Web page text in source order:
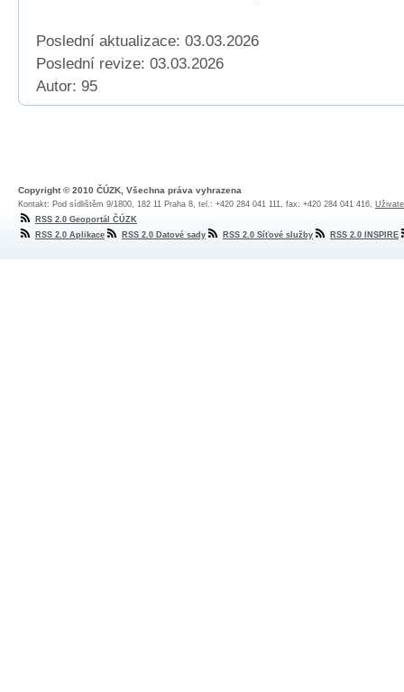
Poslední aktualizace: 03.03.2026
Poslední revize: 03.03.2026
Autor: 95
Copyright © 2010 ČÚZK, Všechna práva vyhrazena
Kontakt: Pod sídlištěm 9/1800, 182 11 Praha 8, tel.: +420 284 041 111, fax: +420 284 041 416,
RSS 2.0 Geoportál ČÚZK
RSS 2.0 Aplikace
RSS 2.0 Datové sady RSS 2.0 Síťové služby RSS 2.0 INSPIRE